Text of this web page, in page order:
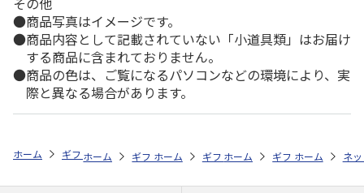
商品写真はイメージです。
商品内容として記載されていない「小道具類」はお届け
する商品に含まれておりません。
商品の色は、ご覧になるパソコンなどの環境により、実
際と異なる場合があります。
ホーム ギフトストア お中元・夏ギフト特集 2026 そうめん・麺類
ホーム ギフトストア お中元・夏ギフト特集 2026
ホーム ギフトストア お中元・夏ギフト
ホーム ギフトストア お
ホーム ネ